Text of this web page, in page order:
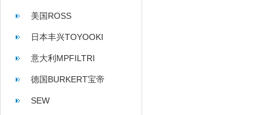
HENGSTLER
美国ROSS
日本丰兴TOYOOKI
意大利MPFILTRI
德国BURKERT宝帝
SEW